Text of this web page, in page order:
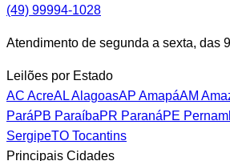
(49) 99994-1028
Atendimento de segunda a sexta, das
Leilões por Estado
AC AcreALAlagoasAP AmapáAM
ParáPB ParaíbaPR ParanáPE
SergipeTO Tocantins
Principais Cidades